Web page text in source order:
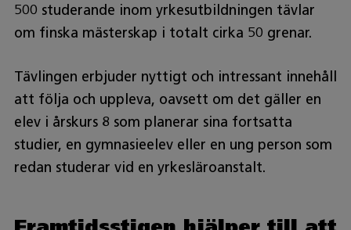
500 studerande inom yrkesutbildningen tävlar
om finska mästerskap i totalt cirka 50 grenar.
Tävlingen erbjuder nyttigt och intressant innehåll
att följa och uppleva, oavsett om det gäller en
elev i årskurs 8 som planerar sina fortsatta
studier, en gymnasieelev eller en ung person som
redan studerar vid en yrkesläroanstalt.